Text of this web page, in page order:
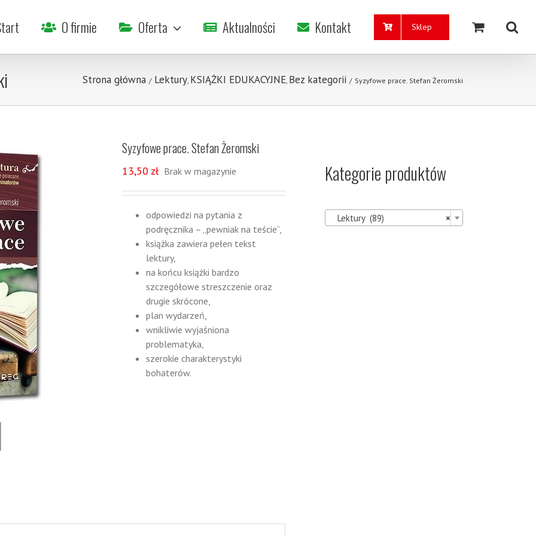
O firmie Oferta Aktualności Kontakt Sklep
Strona główna / Lektury, KSIĄŻKI EDUKACYJNE, Bez kategorii / Syzyfowe prace. Stefan Żeromski
Syzyfowe prace. Stefan Żeromski
13,50 zł Brak w magazynie
odpowiedzi na pytania z
podręcznika – „pewniak na teście”,
książka zawiera pełen tekst
lektury,
na końcu książki bardzo
szczegółowe streszczenie oraz
drugie skrócone,
plan wydarzeń,
wnikliwie wyjaśniona
problematyka,
szerokie charakterystyki
bohaterów.
Kategorie produktów
×
Lektury (89)